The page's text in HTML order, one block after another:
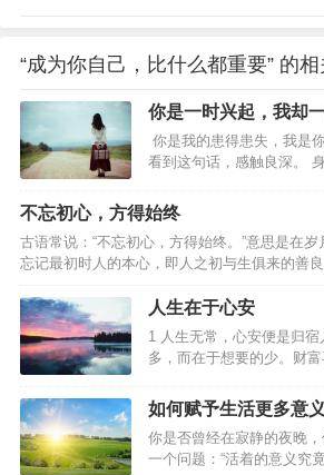
“成为你自己，比什么都重要” 的
你是一时兴起，我却
你是我的患得患失，我是
看到这句话，感触良深。 身边有很多朋友，都在感
却是无尽的冷漠和伤害。 有一个朋友，和男友相处
了一段时间以后决定结婚，
觉得可以和爱的人白头偕
事。 于是兴奋冲昏了头脑，以致她完全没有感觉到
男友微妙的态度变化。男
也一点都不在意，自己挑起
柬，联系婚庆，挑选礼服
人的独角戏。 事实
不忘初心，方得始终
古语常说：“不忘初心，方得始终。”意思是在
忘记最初时人的本心，即人之初与生俱来的善
来就是指不要被现实打败了梦想，应该坚守理
往是这样：也许你原本觉得拥有一样东西，就
觉得完成了某件事，这一阶段的生活就变得圆
在所想要得到的一切就是最终你想要的全部。
样，当你实现了最初的愿望，你会不自觉地开
这些吗？再回首时，发现自己已经变了，变得
失…
人生在于心安
1 人生无常，心安便是归
多，而在于想要的少。财
自己需要什么，需要多少，
地寻找，总要比无目的地获
感。2 生命的意义在于让别
在于长度，而在于质量。
如何赋予生活更多意义
你是否曾经在寂静的夜晚
一个问题：“活着的意义究